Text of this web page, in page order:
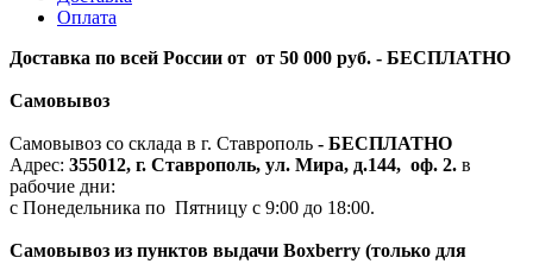
Оплата
Доставка по всей России от от 50 000 руб. - БЕСПЛАТНО
Самовывоз
Самовывоз со склада в г. Ставрополь - БЕСПЛАТНО
Адрес: 355012, г. Ставрополь, ул. Мира, д.144, оф. 2. в
рабочие дни:
с Понедельника по Пятницу с 9:00 до 18:00.
Самовывоз из пунктов выдачи Boxberry (только для